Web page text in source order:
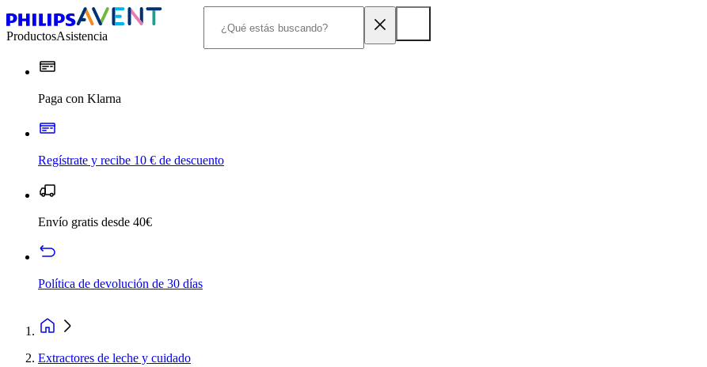
ProductosAsistencia
Paga con Klarna
Regístrate y recibe 10 € de descuento
Envío gratis desde 40€
Política de devolución de 30 días
Extractores de leche y cuidado